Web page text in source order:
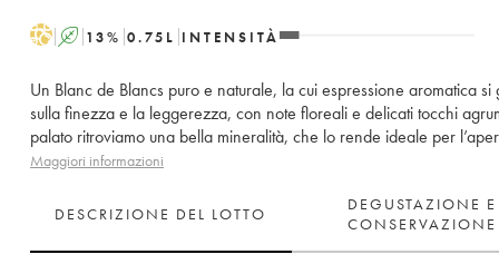
H A 13% 0.75 L INTENSITÀ
Un Blanc de Blancs puro e naturale, la cui espressione aromatica si
sulla finezza e la leggerezza, con note floreali e delicati tocchi
palato ritroviamo una bella mineralità, che lo rende ideale per
Maggiori informazioni
DESCRIZIONE DEL LOTTO
DEGUSTAZIONE E
CONSERVAZIONE